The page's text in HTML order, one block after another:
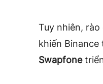
Tuy nhiên, rào
khiến
Swapfone